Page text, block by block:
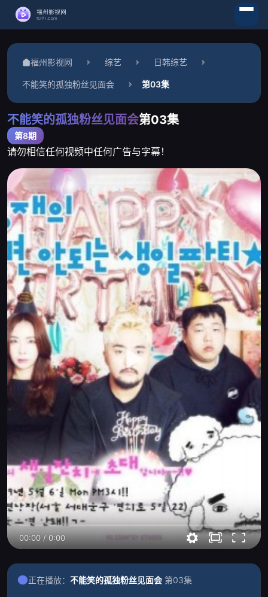
福州影视网 综艺 日韩综艺
不能笑的孤独粉丝见面会 第03集
不能笑的孤独粉丝见面会第03集
第8期
请勿相信任何视频中任何广告与字幕！
00:00/0:00
正在播放： 不能笑的孤独粉丝见面会 第03集